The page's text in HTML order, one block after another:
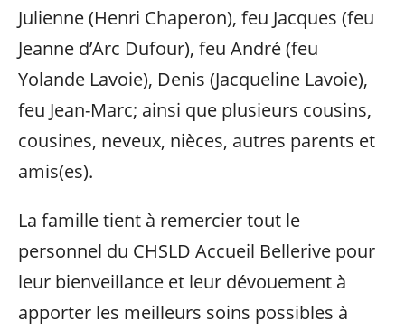
Julienne (Henri Chaperon), feu Jacques (feu
Jeanne d’Arc Dufour), feu André (feu
Yolande Lavoie), Denis (Jacqueline Lavoie),
feu Jean-Marc; ainsi que plusieurs cousins,
cousines, neveux, nièces, autres parents et
amis(es).
La famille tient à remercier tout le
personnel du CHSLD Accueil Bellerive pour
leur bienveillance et leur dévouement à
apporter les meilleurs soins possibles à